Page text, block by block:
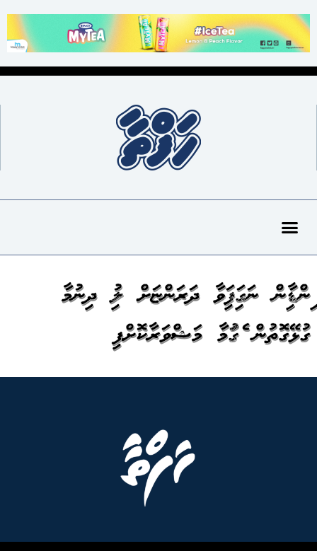
އިންޑިއާއިން ނަގައިފައިވާ ދަރަންޏަށް ލުއި ދިނުމާ
ގުޅޭގޮތުން އެގައުމާ މަޝްވަރާކޮށްފި